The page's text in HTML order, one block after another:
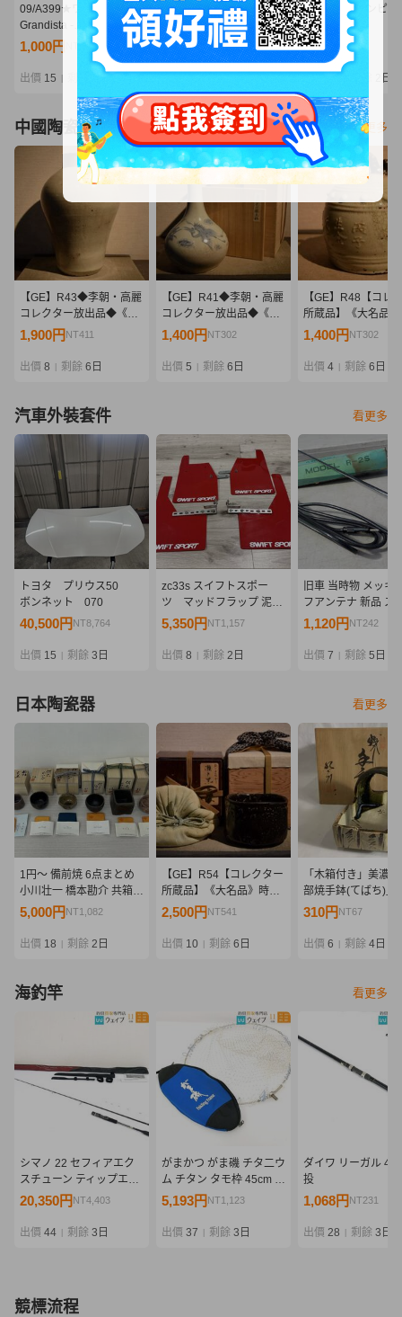
09/A399★ワンピース
Grandista -
MONKEY.D.LUFFY
GEAR5-Ⅲ モンキー・
D・ルフィ ギア5★フィ
ギュア★ニカ★バンダイ
★プライズ★未開封品
1,000円 NT216
出價 15 2日
09/A407★ワンピース
Grandista -
MARSHALL.D.TEACH-
マーシャル・D・ティー
チ★黒ひげ★フィギュア
★バンプレスト★プライ
ズ★未開封品
630円NT136
09/A406★ワンピー
Grandista -
マーシャル・D・テ
チ★黒ひげ★フィギ
ズ★未開封品
740円 NT160
2日
中國陶瓷器 看更多
【GE】R43◆李朝・高麗
コレクター放出品◆《大
名品》時代 李朝白磁壺/中
国 壷 骨董品 時代品 美術
1,900円 NT411
出價 8 剩餘 6日
【GE】R41◆李朝・高麗
コレクター放出品◆《大
名品》時代 李朝染付雲鶴
花器 骨董品 時代品 美術
1,400円 NT302
出價 5 剩餘 6日
【GE】R48【コレ
所蔵品】《大名品
陶釣鐘/中国美術 中
董品 時代品 美術品
1,400円 NT302
出價 4 剩餘 6日
汽車外裝套件 看更多
トヨタ プリウス50
ボンネット 070
40,500円 NT8,764
出價 15 剩餘 3日
zc33s スイフトスポー
ツ マッドフラップ 泥除
け
5,350円 NT1,157
出價 8 剩餘 2日
旧車 当時物 メッキ
フアンテナ 新品 ス
フロンテ クーペ 360
すゞ ベレット GT
1,120円 NT242
出價 7 剩餘 5日
日本陶瓷器 看更多
1円～ 備前焼 6点まとめ
小川壮一 橋本勘介 共箱
共布 栞付き ぐい呑み 酒
器 陶芸 工芸品 骨董 木箱
5,000円 NT1,082
出價 18 剩餘 2日
【GE】R54【コレクター
所蔵品】《大名品》時代
瀬戸黒茶碗/日本美術 美濃
美術品 古美術品 sm
2,500円 NT541
出價 10 剩餘 6日
「木箱付き」美濃
部焼手鉢(てばち)」
品 送料無料 1円
310円 NT67
出價 6 剩餘 4日
海釣竿 看更多
シマノ 22 セフィアエク
スチューン ティップエギ
ング S68MH-S 美品
20,350円 NT4,403
出價 44 剩餘 3日
がまかつ がま磯 チタ二ウ
ム チタン タモ枠 45cm タ
モ網付 タモケース付属
5,193円 NT1,123
出價 37 剩餘 3日
ダイワ リーガル 4-
投
1,068円 NT231
出價 28 剩餘 3日
競標流程